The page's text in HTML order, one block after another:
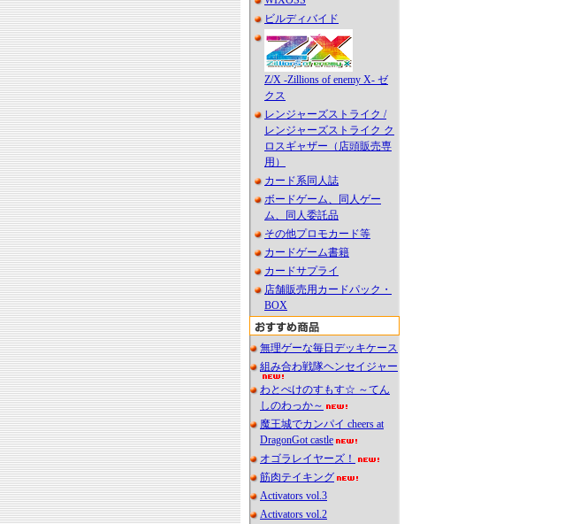
ビルディバイド
Z/X -Zillions of enemy X- ゼ
クス
レンジャーズストライク /
レンジャーズストライク ク
ロスギャザー（店頭販売専
用）
カード系同人誌
ボードゲーム、同人ゲー
ム、同人委託品
その他プロモカード等
カードゲーム書籍
カードサプライ
店舗販売用カードパック・
BOX
無理ゲーな毎日デッキケース
組み合わ戦隊ヘンセイジャー
わとぺけのすもす☆ ～てん
しのわっか～
魔王城でカンパイ cheers at
DragonGot castle
オゴラレイヤーズ！
筋肉テイキング
Activators vol.3
Activators vol.2